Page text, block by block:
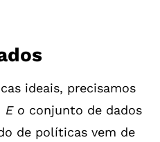
ideais, precisamos
E o conjunto de dados
de políticas vem de